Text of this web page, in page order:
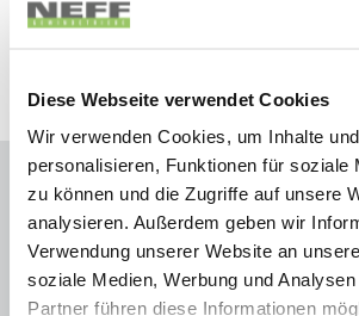
Diese Webseite verwendet Cookies
Wir verwenden Cookies, um Inhalte
personalisieren, Funktionen für soziale
zu können und die Zugriffe auf unsere
analysieren. Außerdem geben wir
Verwendung unserer Website an
soziale Medien, Werbung und
Partner führen diese Informationen
Screw jack, anti-twist with square
YOUR PERSONAL
PERSON: